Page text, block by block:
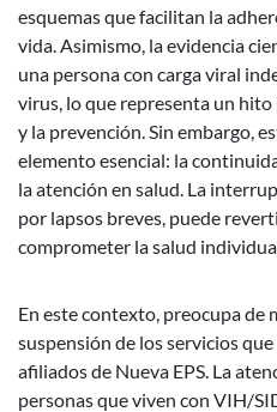
esquemas que facilitan la
vida. Asimismo, la evidencia
una persona con carga viral
virus, lo que representa un
y la prevención. Sin embargo,
elemento esencial: la
la atención en salud. La
por lapsos breves, puede
comprometer la salud
En este contexto, preocupa de
suspensión de los servicios que
afiliados de Nueva EPS. La
personas que viven con VIH/